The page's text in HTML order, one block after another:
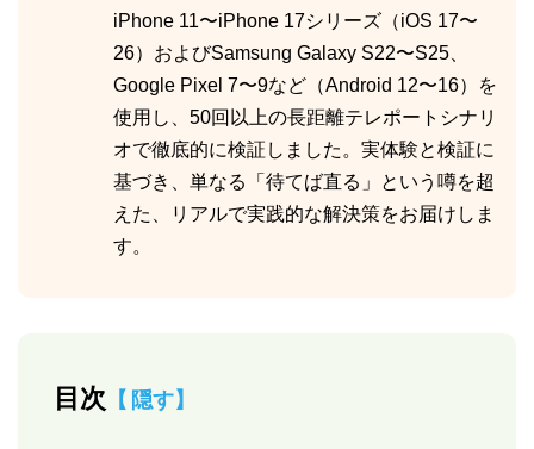
iPhone 11〜iPhone 17シリーズ（iOS 17〜
26）およびSamsung Galaxy S22〜S25、
Google Pixel 7〜9など（Android 12〜16）を
使用し、50回以上の長距離テレポートシナリ
オで徹底的に検証しました。実体験と検証に
基づき、単なる「待てば直る」という噂を超
えた、リアルで実践的な解決策をお届けしま
す。
目次 隠す